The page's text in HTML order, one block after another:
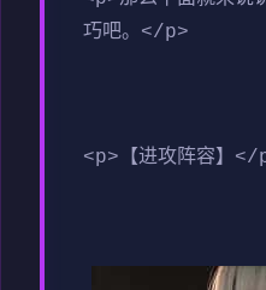
巧吧。</p>
<p>【进攻阵容】</